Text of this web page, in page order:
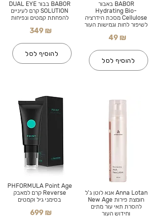
BABOR בבור DUAL EYE
SOLUTION קרם לעיניים
להפחתת קמטים ונפיחות
349 ₪
להוסיף לסל
PHFORMULA Point Age
Reverse קרם למאבק
בסימני גיל וקמטים
699 ₪
BABOR באבור
Hydrating Bio-
Cellulose מסכת הידרציה
לשיפור לחות וגמישות העור
49 ₪
להוסיף לסל
Anna Lotan אנא לוטן ג'ל
חומצת פירות New Age
להסרת תאי עור מתים
וחידוש העור